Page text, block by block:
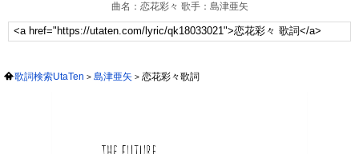
曲名：恋花彩々 歌手：島津亜矢
歌詞検索UtaTen 島津亜矢 恋花彩々歌詞